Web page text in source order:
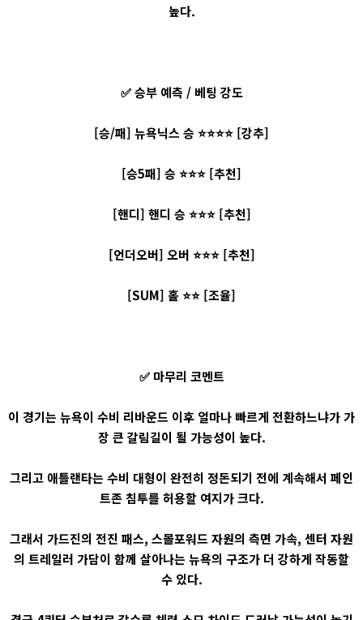
높다.
✅ 승부 예측 / 베팅 강도
[승/패] 뉴욕닉스 승 ⭐⭐⭐⭐ [강추]
[승5패] 승 ⭐⭐⭐ [추천]
[핸디] 핸디 승 ⭐⭐⭐ [추천]
[언더오버] 오버 ⭐⭐⭐ [추천]
[SUM] 홀 ⭐⭐ [조율]
✅ 마무리 코멘트
이 경기는 뉴욕이 수비 리바운드 이후 얼마나 빠르게 전환하느냐가 가
장 큰 갈림길이 될 가능성이 높다.
그리고 애틀랜타는 수비 대형이 완전히 정돈되기 전에 계속해서 페인
트존 침투를 허용할 여지가 크다.
그래서 가드진의 전진 패스, 스몰포워드 자원의 측면 가속, 센터 자원
의 트레일러 가담이 함께 살아나는 뉴욕의 구조가 더 강하게 작동할
수 있다.